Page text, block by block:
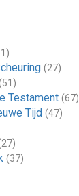
(27)
Testament (67)
Tijd (47)
(37)